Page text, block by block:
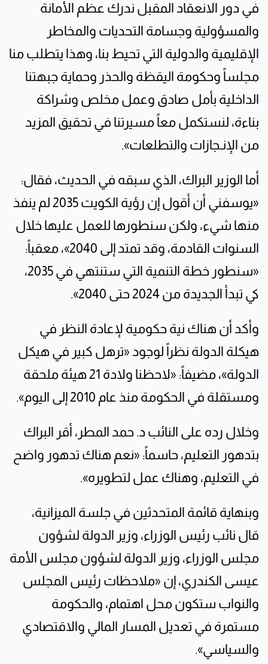
في دور الانعقاد المقبل ندرك عظم الأمانة
والمسؤولية وجسامة التحديات والمخاطر
الإقليمية والدولية التي تحيط بنا، وهذا يتطلب منا
مجلساً وحكومة اليقظة والحذر وحماية جبهتنا
الداخلية بأمل صادق وعمل مخلص وشراكة
بناءة، لنستكمل معاً مسيرتنا في تحقيق المزيد
من الإنـجازات والتطلعات».
أما الوزير البراك، الذي سبقه في الحديث، فقال:
«يوسفني أن أقول إن رؤية الكويت 2035 لم ينفذ
منها شيء، ولكن سنطورها للعمل عليها خلال
السنوات القادمة، وقد تمتد إلى 2040»، معقباً:
«سنطور خطة التنمية التي ستنتهي في 2035،
كي تبدأ الجديدة من 2024 حتى 2040».
وأكد أن هناك نية حكومية لإعادة النظر في
هيكلة الدولة نظراً لوجود «ترهل كبير في هيكل
الدولة»، مضيفاً: «لاحظنا ولادة 21 هيئة ملحقة
ومستقلة في الحكومة منذ عام 2010 إلى اليوم».
وخلال رده على النائب د. حمد المطر، أقر البراك
بتدهور التعليم، حاسماً: «نعم هناك تدهور واضح
في التعليم، وهناك عمل لتطويره».
وبنهاية قائمة المتحدثين في جلسة الميزانية،
قال نائب رئيس الوزراء، وزير الدولة لشؤون
مجلس الوزراء، وزير الدولة لشؤون مجلس الأمة
عيسى الكندري، إن «ملاحظات رئيس المجلس
والنواب ستكون محل اهتمام، والحكومة
مستمرة في تعديل المسار المالي والاقتصادي
والسياسي».